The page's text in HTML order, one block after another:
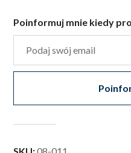
Poinformuj mnie kiedy
SKU:08-011